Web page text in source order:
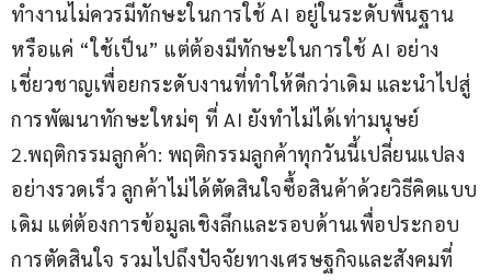
ทำงานไม่ควรมีทักษะในการใช้ AI อยู่ในระดับพื้นฐาน
หรือแค่ “ใช้เป็น” แต่ต้องมีทักษะในการใช้ AI อย่าง
เชี่ยวชาญเพื่อยกระดับงานที่ทำให้ดีกว่าเดิม และนำไปสู่
การพัฒนาทักษะใหม่ๆ ที่ AI ยังทำไม่ได้เท่ามนุษย์
2.พฤติกรรมลูกค้า: พฤติกรรมลูกค้าทุกวันนี้เปลี่ยนแปลง
อย่างรวดเร็ว ลูกค้าไม่ได้ตัดสินใจซื้อสินค้าด้วยวิธีคิดแบบ
เดิม แต่ต้องการข้อมูลเชิงลึกและรอบด้านเพื่อประกอบ
การตัดสินใจ รวมไปถึงปัจจัยทางเศรษฐกิจและสังคมที่